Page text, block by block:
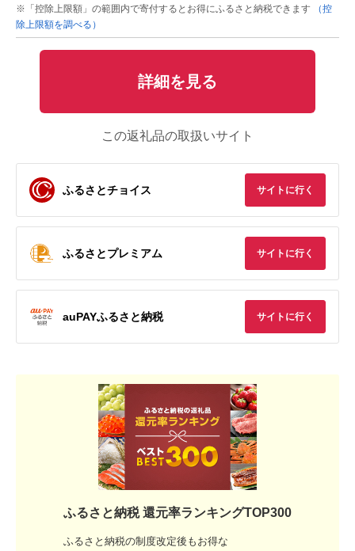
※「控除上限額」の範囲内で寄付するとお得にふるさと納税できます
（控
除上限額を調べる）
詳細を見る
この返礼品の取扱いサイト
ふるさとチョイス サイトに行く
ふるさとプレミアム サイトに行く
auPAYふるさと納税 サイトに行く
ふるさと納税 還元率ランキングTOP300
ふるさと納税の制度改定後もお得な